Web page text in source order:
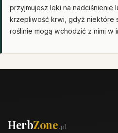
przyjmujesz leki na nadciśnienie
krzepliwość krwi, gdyż niektóre
roślinie mogą wchodzić z nimi w
HerbZone.pl